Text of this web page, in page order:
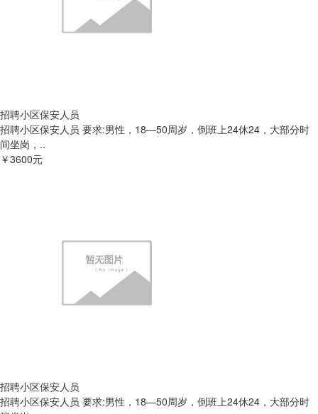
招聘小区保安人员
招聘小区保安人员 要求:男性，18—50周岁，倒班上24休24，大部分时
间坐岗，..
￥3600元
招聘小区保安人员
招聘小区保安人员 要求:男性，18—50周岁，倒班上24休24，大部分时